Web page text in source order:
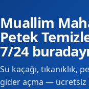
Muallim
Petek
7/24
Su kaçağı,
gider açma — ücretsiz